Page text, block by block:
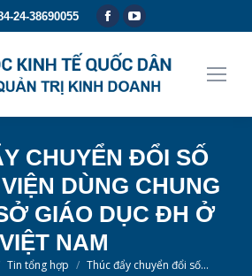
24-38690055
Facebook
opens
in
YouTube
opens
in
CHUYỂN ĐỔI SỐ
DÙNG CHUNG
GIÁO DỤC ĐH Ở
VIỆT NAM
Tin tổng hợp Thúc đẩy chuyển đổi số…